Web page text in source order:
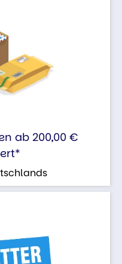
ab 200,00 €